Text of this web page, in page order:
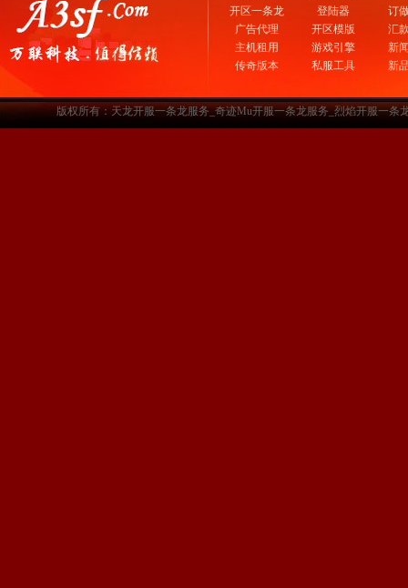
开区一条龙
广告代理
主机租用
传奇版本
登陆器
开区模版
游戏引擎
私服工具
订
汇
新
新
版权所有：天龙开服一条龙服务_奇迹Mu开服一条龙服务_烈焰开服一条